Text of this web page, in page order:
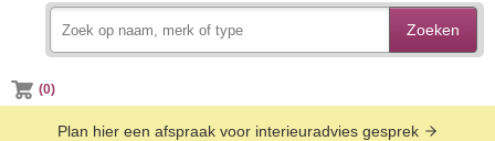
Zoeken
(0)
Plan hier een afspraak voor interieuradvies gesprek